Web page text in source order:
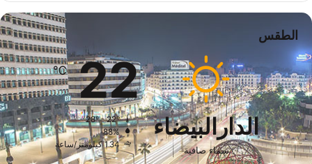
الطقس
الدارالبيضاء
سماء صافية
22
℃
28º - 22º
88%
1.34 كيلومتر/ساعة